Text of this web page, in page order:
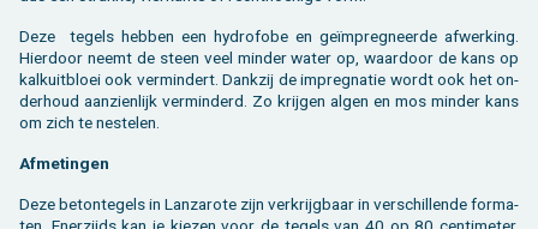
Deze te­gels heb­ben een hy­dro­fo­be en geïmpreg­neer­de af­wer­king.
Hier­door neemt de steen veel min­der water op, waar­door de kans op
kalkuit­bloei ook ver­min­dert. Dank­zij de im­preg­na­tie wordt ook het on­
der­houd aan­zien­lijk ver­min­derd. Zo krij­gen algen en mos min­der kans
om zich te nes­te­len.
Af­me­tin­gen
Deze be­ton­te­gels in Lan­za­ro­te zijn ver­krijg­baar in ver­schil­len­de for­ma­